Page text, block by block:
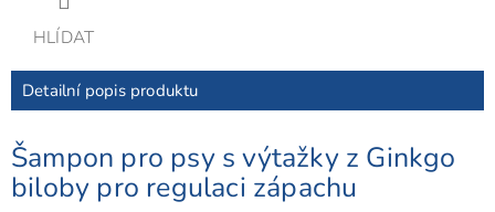
HLÍDAT
Detailní popis produktu
Šampon pro psy s výtažky z Ginkgo
biloby pro regulaci zápachu